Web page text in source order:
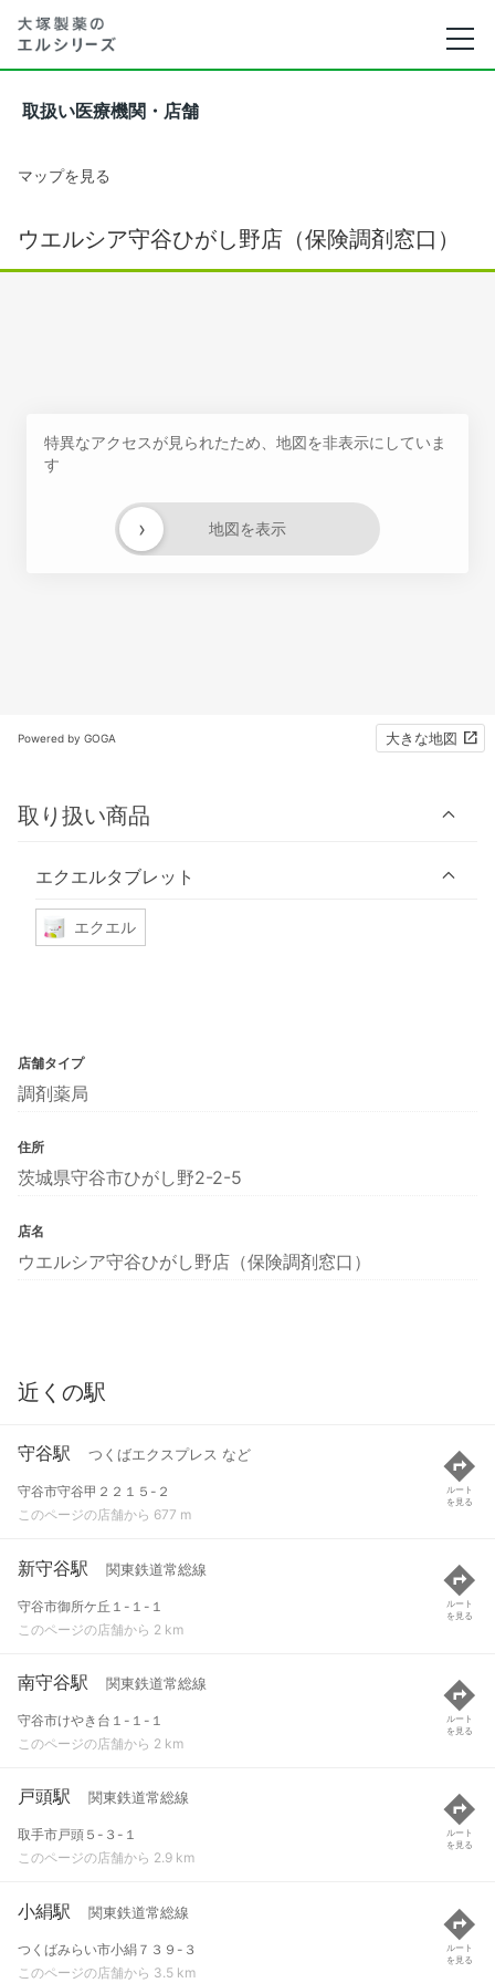
取扱い医療機関・店舗
マップを見る
ウエルシア守谷ひがし野店（保険調剤窓口）
特異なアクセスが見られたため、地図を非表示にしていま
す
地図を表示
›
Powered by GOGA 大きな地図
取り扱い商品
エクエルタブレット
エクエル
店舗タイプ
調剤薬局
住所
茨城県守谷市ひがし野2-2-5
店名
ウエルシア守谷ひがし野店（保険調剤窓口）
近くの駅
守谷駅 つくばエクスプレス など
守谷市守谷甲２２１５-２
このページの店舗から 677 m
ルート
を見る
新守谷駅 関東鉄道常総線
守谷市御所ケ丘１-１-１
このページの店舗から 2 km
ルート
を見る
南守谷駅 関東鉄道常総線
守谷市けやき台１-１-１
このページの店舗から 2 km
ルート
を見る
戸頭駅 関東鉄道常総線
取手市戸頭５-３-１
このページの店舗から 2.9 km
ルート
を見る
小絹駅 関東鉄道常総線
つくばみらい市小絹７３９-３
このページの店舗から 3.5 km
ルート
を見る